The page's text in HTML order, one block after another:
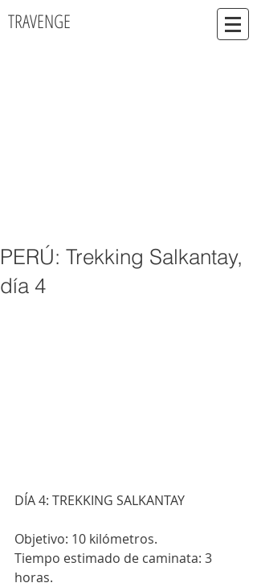
TRAVENGE
PERÚ: Trekking Salkantay,
día 4
DÍA 4: TREKKING SALKANTAY
Objetivo: 10 kilómetros.
Tiempo estimado de caminata: 3
horas.